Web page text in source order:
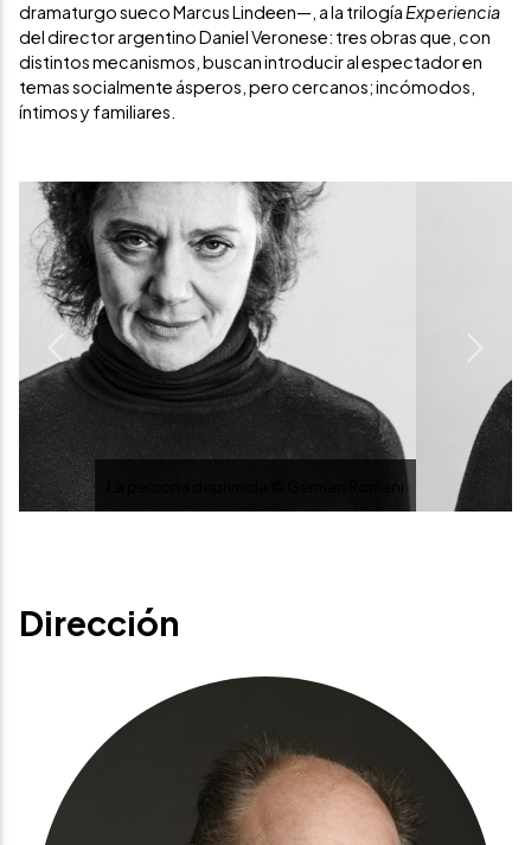
dramaturgo sueco Marcus Lindeen—, a la trilogía Experiencia
del director argentino Daniel Veronese: tres obras que, con
distintos mecanismos, buscan introducir al espectador en
temas socialmente ásperos, pero cercanos; incómodos,
íntimos y familiares.
La persona deprimida © German Romani
Previous
Dirección